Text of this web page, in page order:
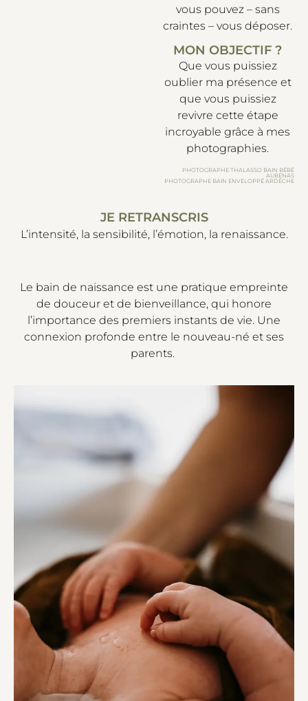
vous pouvez – sans
craintes – vous déposer.
MON OBJECTIF ?
Que vous puissiez
oublier ma présence et
que vous puissiez
revivre cette étape
incroyable grâce à mes
photographies.
PHOTOGRAPHE THALASSO BAIN BÉBÉ
AUBENAS
PHOTOGRAPHE BAIN ENVELOPPÉ ARDÈCHE
JE RETRANSCRIS
L’intensité, la sensibilité, l’émotion, la renaissance.
Le bain de naissance est une pratique empreinte
de douceur et de bienveillance, qui honore
l’importance des premiers instants de vie. Une
connexion profonde entre le nouveau-né et ses
parents.